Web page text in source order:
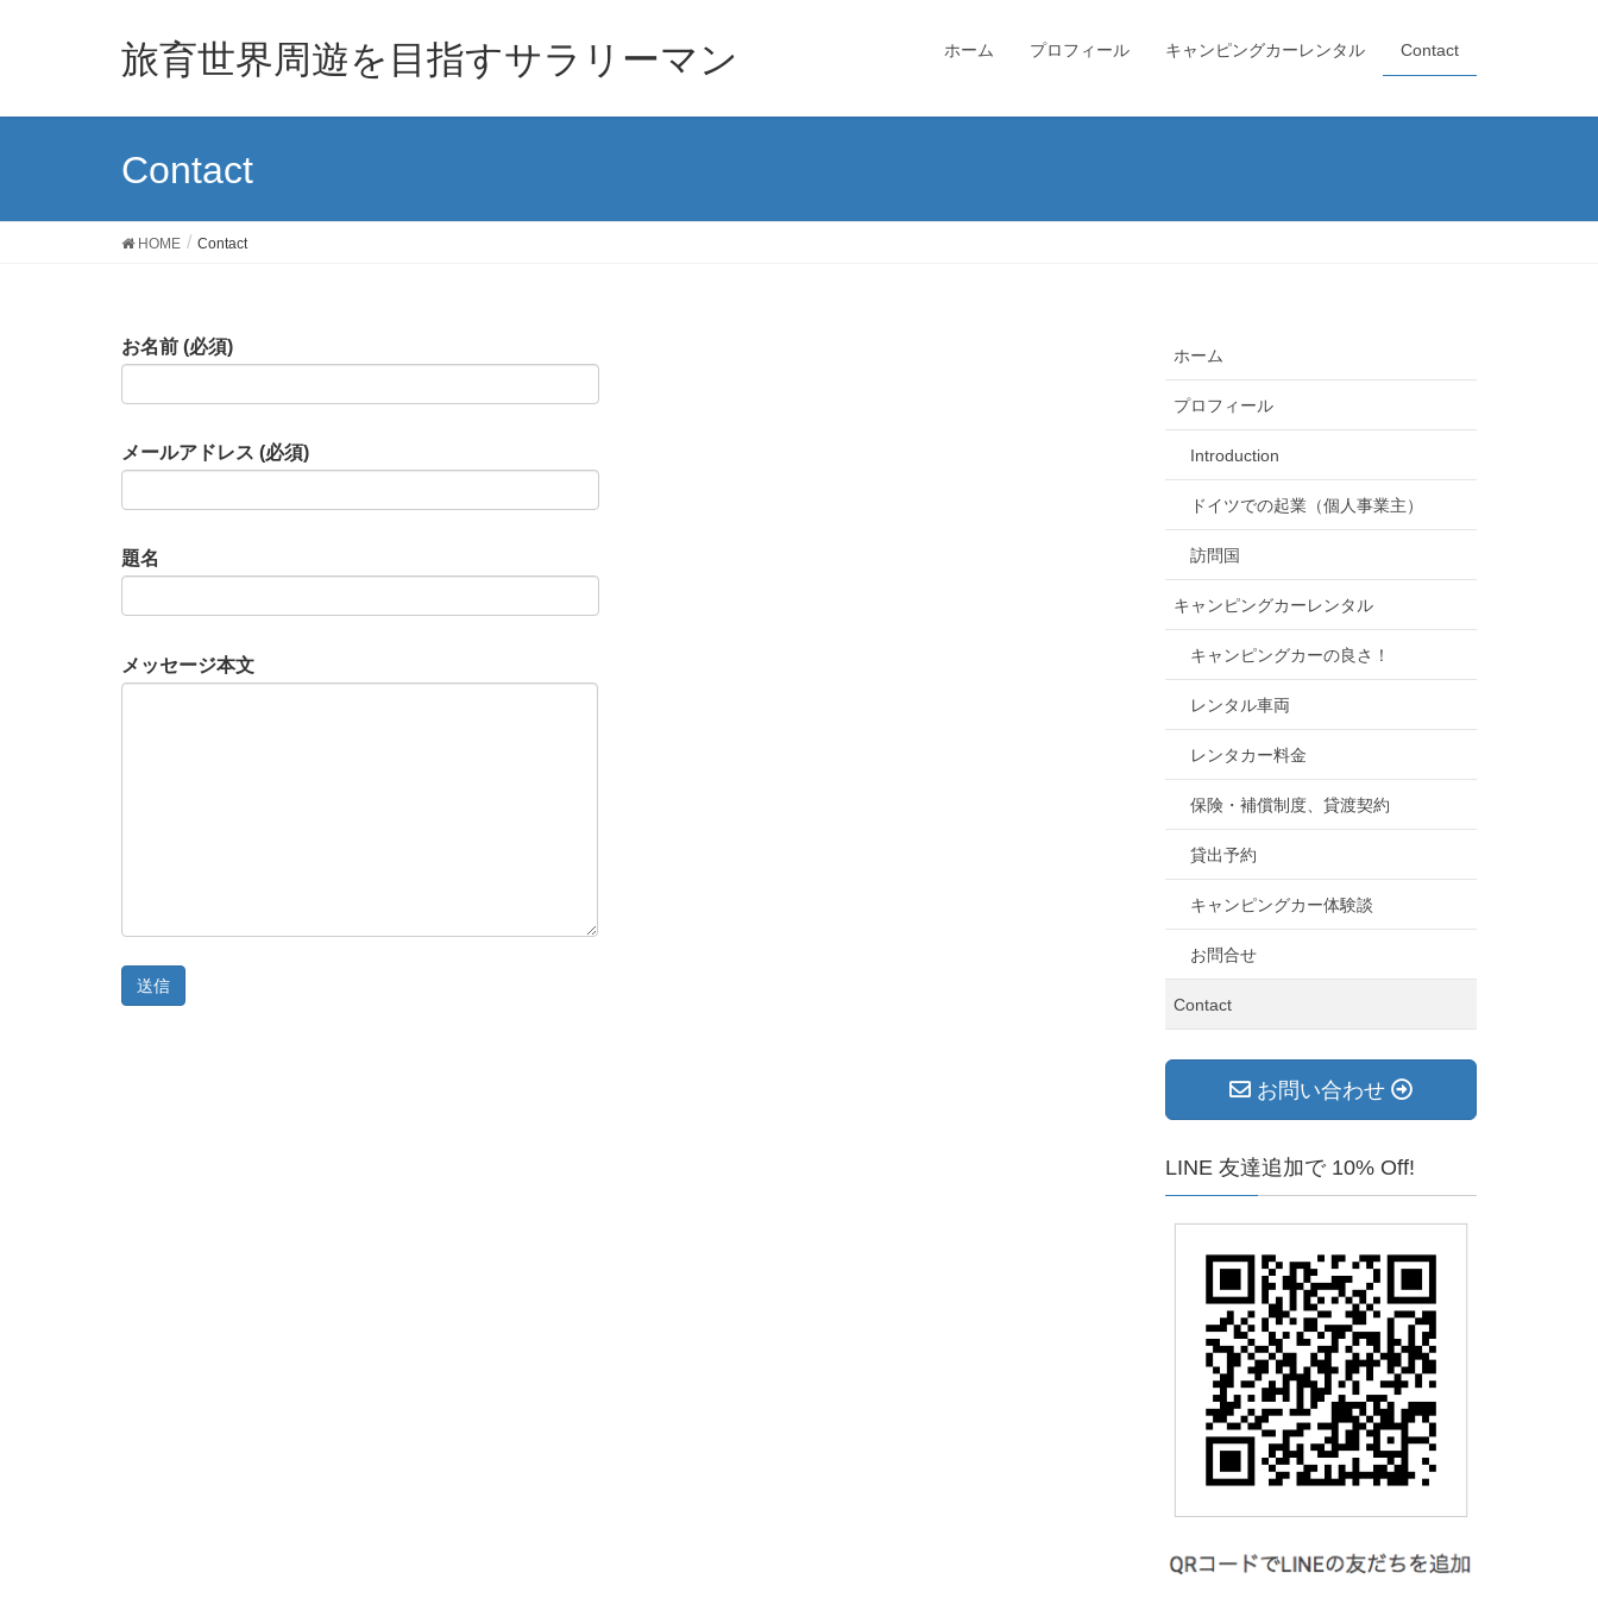
旅育世界周遊を目指すサラリーマン ホーム プロフィール キャンピングカーレンタル Contact
Contact
HOME Contact
お名前 (必須)
メールアドレス (必須)
題名
メッセージ本文
ホーム
プロフィール
Introduction
ドイツでの起業（個人事業主）
訪問国
キャンピングカーレンタル
キャンピングカーの良さ！
レンタル車両
レンタカー料金
保険・補償制度、貸渡契約
貸出予約
キャンピングカー体験談
お問合せ
Contact
お問い合わせ
LINE 友達追加で 10% Off!